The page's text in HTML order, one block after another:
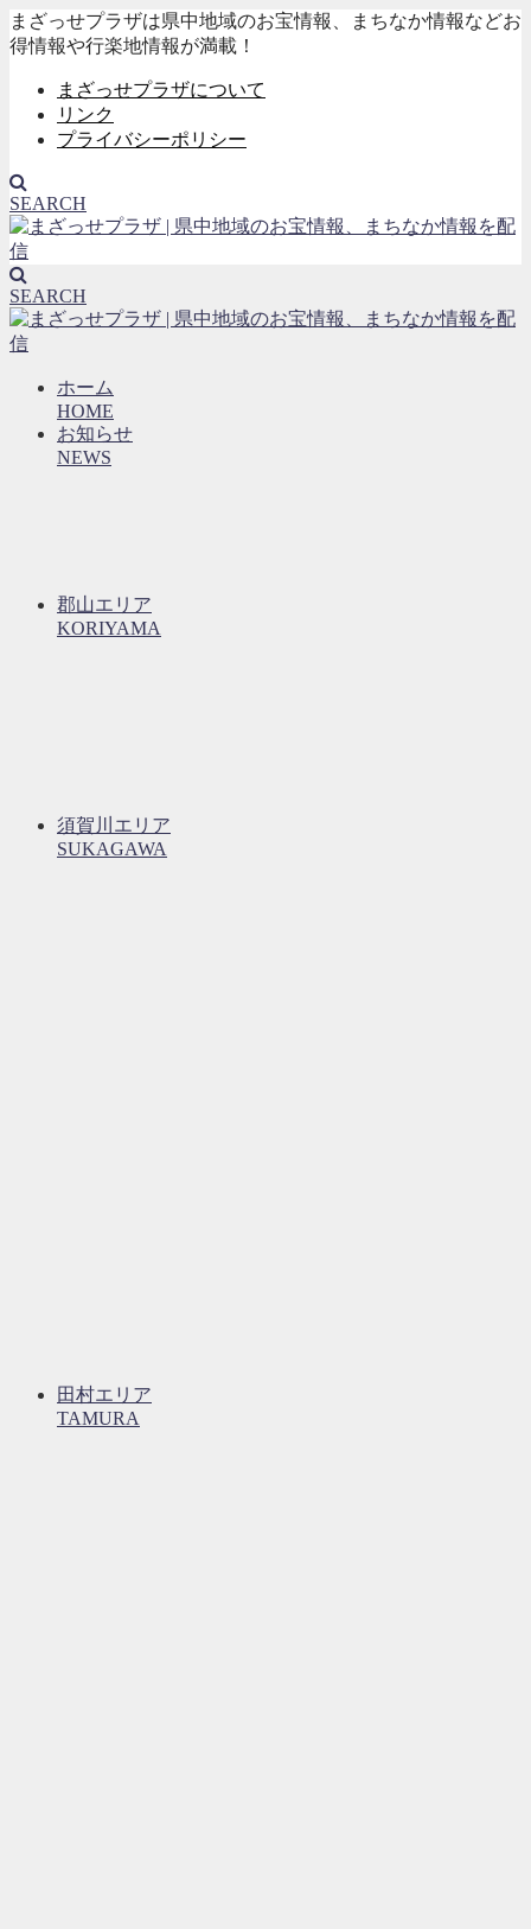
まざっせプラザは県中地域のお宝情報、まちなか情報などお
得情報や行楽地情報が満載！
まざっせプラザについて
リンク
プライバシーポリシー
SEARCH
SEARCH
ホーム
HOME
お知らせ
NEWS
郡山エリア
KORIYAMA
須賀川エリア
SUKAGAWA
田村エリア
TAMURA